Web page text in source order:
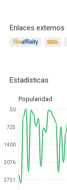
Enlaces externos
Estadísticas
Popularidad
50
725
1400
2076
2751